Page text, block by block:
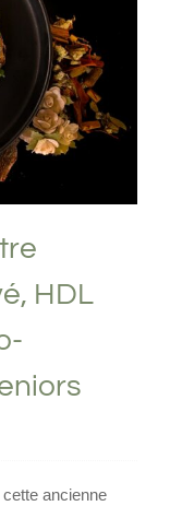
total
cardio-
HDL
ancienne